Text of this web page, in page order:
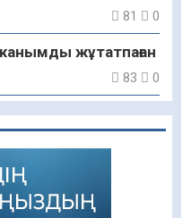
81 0
жұтатпаған
83 0
дамуының айғағы
жерді түлеткен
бар